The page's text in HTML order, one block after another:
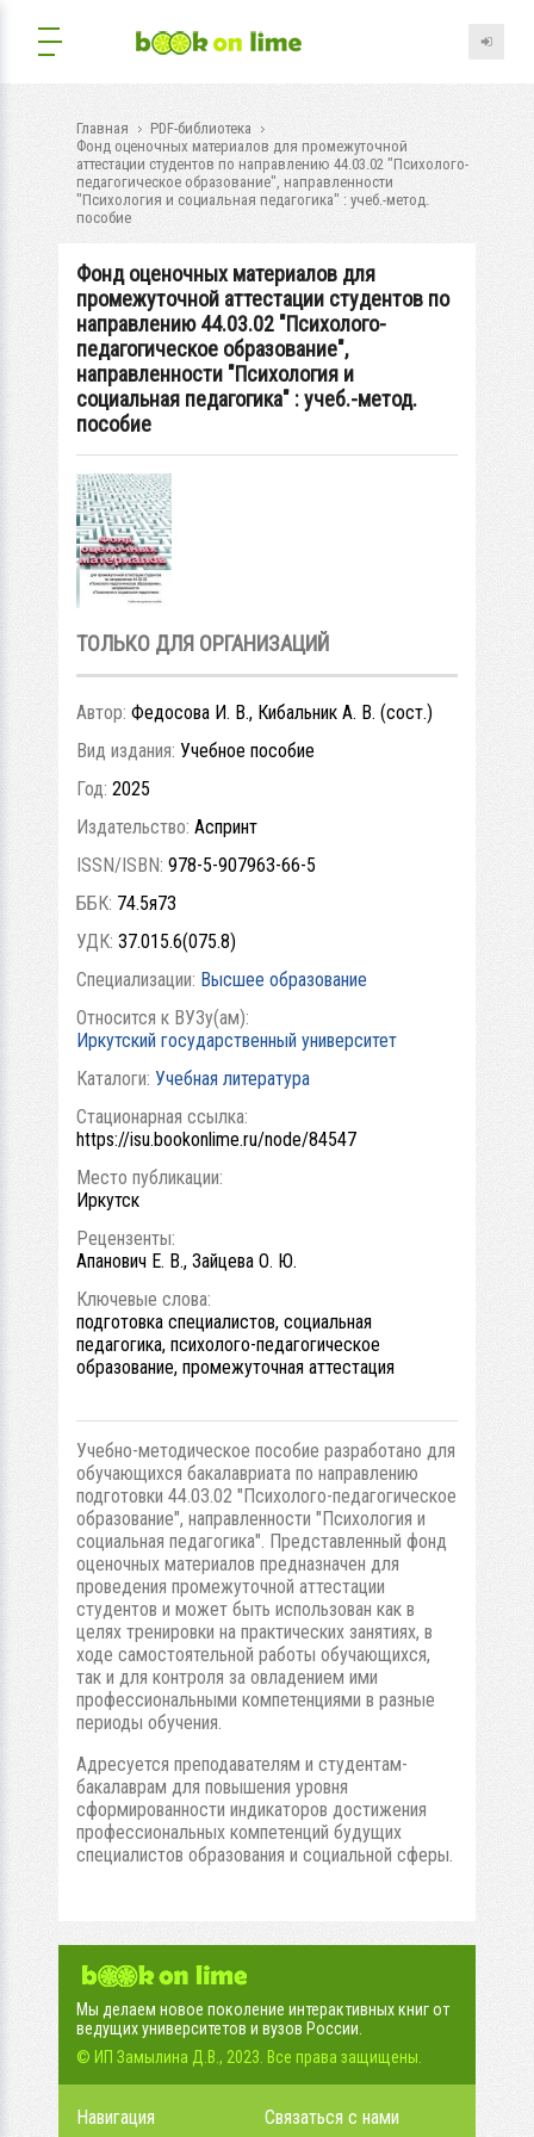
Главная
PDF-библиотека
Фонд оценочных материалов для промежуточной
аттестации студентов по направлению 44.03.02 "Психолого-
педагогическое образование", направленности
"Психология и социальная педагогика" : учеб.-метод.
пособие
Фонд оценочных материалов для
промежуточной аттестации студентов по
направлению 44.03.02 "Психолого-
педагогическое образование",
направленности "Психология и
социальная педагогика" : учеб.-метод.
пособие
ТОЛЬКО ДЛЯ ОРГАНИЗАЦИЙ
Автор: Федосова И. В., Кибальник А. В. (сост.)
Вид издания: Учебное пособие
Год: 2025
Издательство: Аспринт
ISSN/ISBN: 978-5-907963-66-5
ББК: 74.5я73
УДК: 37.015.6(075.8)
Специализации: Высшее образование
Относится к ВУЗу(ам):
Иркутский государственный университет
Каталоги: Учебная литература
Стационарная ссылка:
https://isu.bookonlime.ru/node/84547
Место публикации:
Иркутск
Рецензенты:
Апанович Е. В., Зайцева О. Ю.
Ключевые слова:
подготовка специалистов, социальная
педагогика, психолого-педагогическое
образование, промежуточная аттестация
Учебно-методическое пособие разработано для
обучающихся бакалавриата по направлению
подготовки 44.03.02 "Психолого-педагогическое
образование", направленности "Психология и
социальная педагогика". Представленный фонд
оценочных материалов предназначен для
проведения промежуточной аттестации
студентов и может быть использован как в
целях тренировки на практических занятиях, в
ходе самостоятельной работы обучающихся,
так и для контроля за овладением ими
профессиональными компетенциями в разные
периоды обучения.
Адресуется преподавателям и студентам-
бакалаврам для повышения уровня
сформированности индикаторов достижения
профессиональных компетенций будущих
специалистов образования и социальной сферы.
Мы делаем новое поколение интерактивных книг от
ведущих университетов и вузов России.
© ИП Замылина Д.В., 2023. Все права защищены.
Навигация Связаться с нами